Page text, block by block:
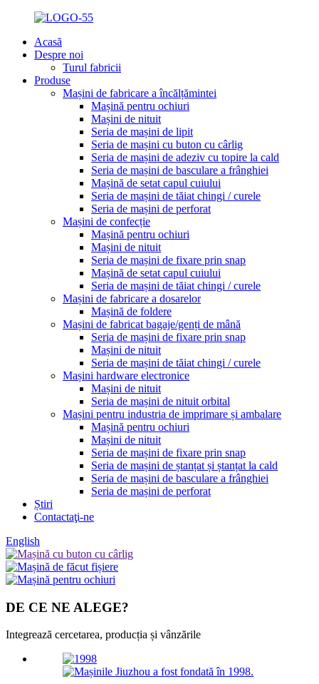
Acasă
Despre noi
Turul fabricii
Produse
Mașini de fabricare a încălțămintei
Mașină pentru ochiuri
Mașini de nituit
Seria de mașini de lipit
Seria de mașini cu buton cu cârlig
Seria de mașini de adeziv cu topire la cald
Seria de mașini de basculare a frânghiei
Mașină de setat capul cuiului
Seria de mașini de tăiat chingi / curele
Seria de mașini de perforat
Mașini de confecție
Mașină pentru ochiuri
Mașini de nituit
Seria de mașini de fixare prin snap
Mașină de setat capul cuiului
Seria de mașini de tăiat chingi / curele
Mașini de fabricare a dosarelor
Mașină de foldere
Mașini de fabricat bagaje/genți de mână
Seria de mașini de fixare prin snap
Mașini de nituit
Seria de mașini de tăiat chingi / curele
Mașini hardware electronice
Mașini de nituit
Seria de mașini de nituit orbital
Mașini pentru industria de imprimare și ambalare
Mașină pentru ochiuri
Mașini de nituit
Seria de mașini de fixare prin snap
Seria de mașini de ștanțat și ștanțat la cald
Seria de mașini de basculare a frânghiei
Seria de mașini de perforat
Știri
Contactaţi-ne
English
DE CE NE ALEGE?
Integrează cercetarea, producția și vânzările